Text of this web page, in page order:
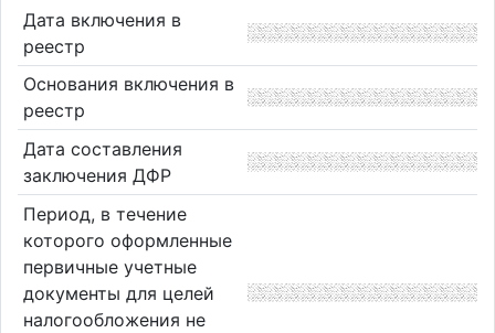
Дата включения в
реестр
Основания включения в
реестр
Дата составления
заключения ДФР
Период, в течение
которого оформленные
первичные учетные
документы для целей
налогообложения не